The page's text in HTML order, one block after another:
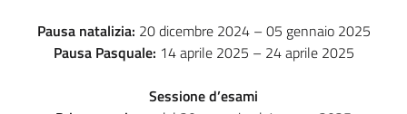
Pausa natalizia: 20 dicembre 2024 – 05 gennaio 2025
Pausa Pasquale: 14 aprile 2025 – 24 aprile 2025
Sessione d’esami